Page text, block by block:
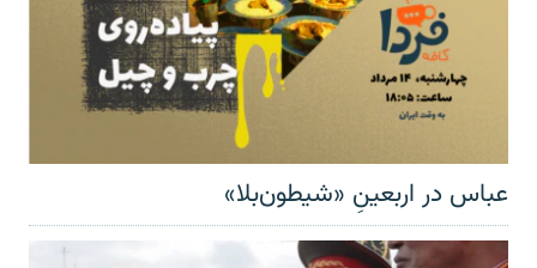
عباس در اربعینِ «شیطون‌بلا»